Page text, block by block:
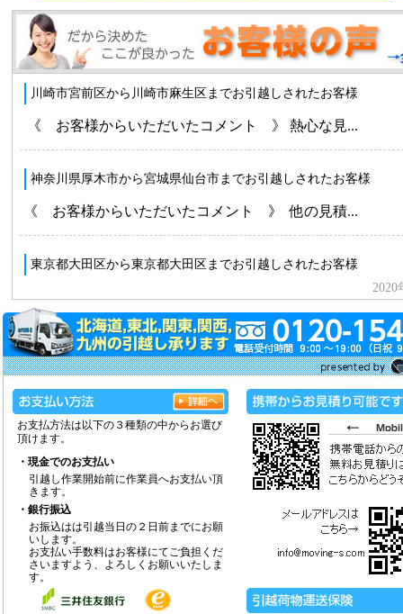
お支払方法は以下の３種類の中からお選び
頂けます。
・現金でのお支払い
引越し作業開始前に作業員へお支払い頂
きます。
・銀行振込
お振込はは引越当日の２日前までにお願
いします。
お支払い手数料はお客様にてご負担くだ
さいますよう、よろしくお願いいたしま
す。